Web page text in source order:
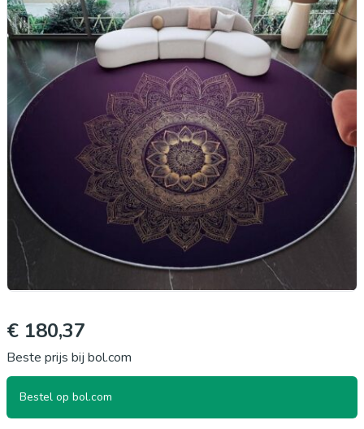
€ 180,37
Beste prijs bij bol.com
Bestel op bol.com